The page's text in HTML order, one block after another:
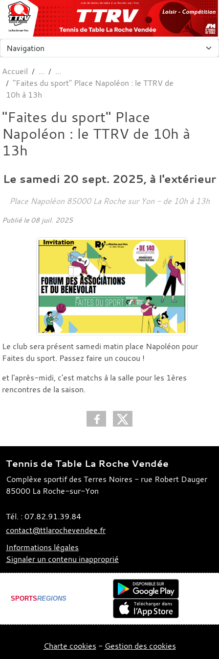
club de tennis de table à La Roche-sur-Yon
Accueil
"Faites du sport" Place Napoléon : le TTRV de
10h à 13h
"Faites du sport" Place
Napoléon : le TTRV de 10h à
13h
Le samedi 20 sept. 2025, à l'extérieur
Place Napoléon 85000 La Roche sur Yon - de 10h à 13h
Publié le 08 juil. 2025
Le club sera présent samedi matin place Napoléon pour
Faites du sport. Passez faire un coucou !
et l'après-midi, c'est matchs à la salle pour les 1ères
rencontres de la saison.
Tennis de Table La Roche Vendée
Complèxe sportif des Terres Noires - rue Robert Dauger
85000 La Roche-sur-Yon
Tél. : 07.82.91.39.84
contact@ttlarochevendee.fr
Informations légales
Signaler un contenu inapproprié
SPORTSREGIONS
Charte cookies Gestion des cookies
Panneau de gestion des cookies